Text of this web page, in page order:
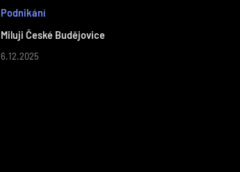
Podnikání
Miluji České Budějovice
6.12.2025